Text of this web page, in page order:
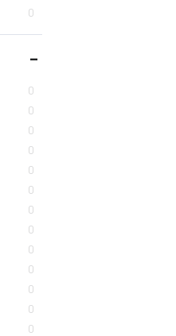
0
0
0
0
0
0
0
0
0
0
0
0
0
0